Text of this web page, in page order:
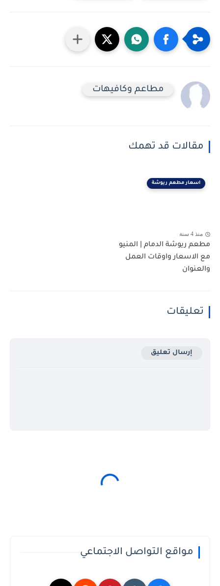
مطاعم وكافيهات
مقالات قد تهمك
اسعار مطعم ريوشة
منذ 4 سنة
مطعم ريوشة الدمام | المنيو
مع الاسعار واوقات العمل
والعنوان
تعليقات
إرسال تعليق
مواقع التواصل الاجتماعي